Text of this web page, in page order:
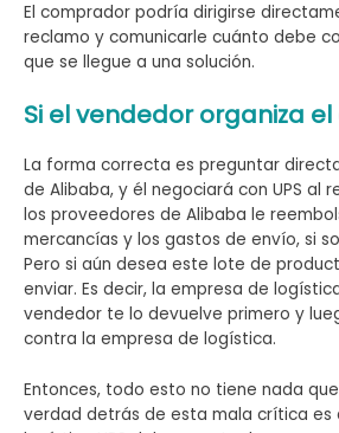
El comprador podría dirigirse
reclamo y comunicarle cuánto debe
que se llegue a una solución.
Si el vendedor organiza el
La forma correcta es preguntar
de Alibaba, y él negociará con UPS al
los proveedores de Alibaba le
mercancías y los gastos de envío, si
Pero si aún desea este lote de
enviar. Es decir, la empresa de
vendedor te lo devuelve primero y
contra la empresa de logística.
Entonces, todo esto no tiene nada
verdad detrás de esta mala crítica es